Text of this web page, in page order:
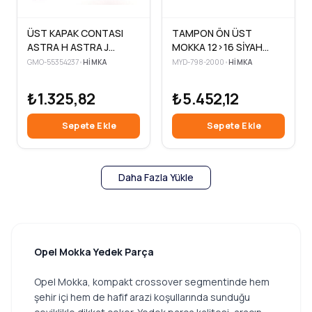
ÜST KAPAK CONTASI
ASTRA H ASTRA J
VECTRA C INSIGNIA
GMO-55354237•HIMKA
₺1.325,82
Sepete Ekle
TAMPON ÖN ÜST
MOKKA 12>16 SİYAH
SENSÖR DELİKLİ
MYD-798-2000 •HIMKA
₺5.452,12
Sepete Ekle
Daha Fazla Yükle
Opel Mokka Yedek Parça
Opel Mokka, kompakt crossover segmentinde hem
şehir içi hem de hafif arazi koşullarında sunduğu